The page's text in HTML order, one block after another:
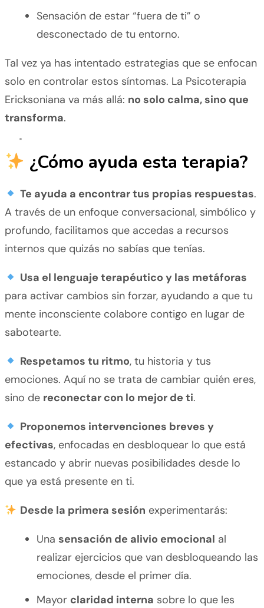
Sensación de estar “fuera de ti” o
desconectado de tu entorno.
Tal vez ya has intentado estrategias que se enfocan
solo en controlar estos síntomas. La Psicoterapia
Ericksoniana va más allá: no solo calma, sino que
transforma.
¿Cómo ayuda esta terapia?
Te ayuda a encontrar tus propias respuestas.
A través de un enfoque conversacional, simbólico y
profundo, facilitamos que accedas a recursos
internos que quizás no sabías que tenías.
Usa el lenguaje terapéutico y las metáforas
para activar cambios sin forzar, ayudando a que tu
mente inconsciente colabore contigo en lugar de
sabotearte.
Respetamos tu ritmo, tu historia y tus
emociones. Aquí no se trata de cambiar quién eres,
sino de reconectar con lo mejor de ti.
Proponemos intervenciones breves y
efectivas, enfocadas en desbloquear lo que está
estancado y abrir nuevas posibilidades desde lo
que ya está presente en ti.
Desde la primera sesión experimentarás:
Una sensación de alivio emocional al
realizar ejercicios que van desbloqueando las
emociones, desde el primer día.
Mayor claridad interna sobre lo que les